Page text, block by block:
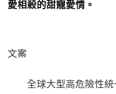
愛相殺的甜寵愛情。
文案
全球大型高危險性統